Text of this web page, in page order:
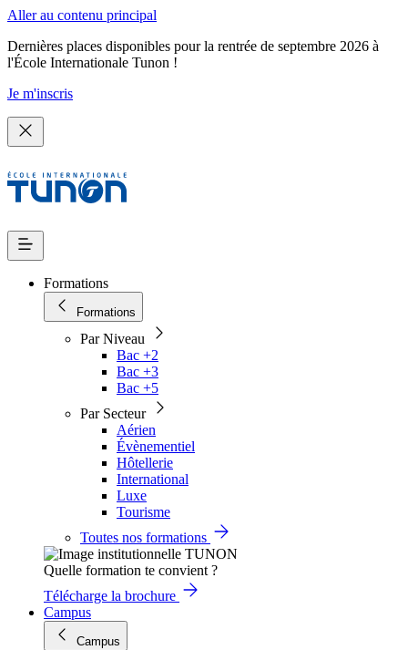
Aller au contenu principal
Dernières places disponibles pour la rentrée de septembre 2026 à
l'École Internationale Tunon !
Je m'inscris
Formations
Formations
Par Niveau
Bac +2
Bac +3
Bac +5
Par Secteur
Aérien
Évènementiel
Hôtellerie
International
Luxe
Tourisme
Toutes nos formations
Quelle formation te convient ?
Télécharge la brochure
Campus
Campus